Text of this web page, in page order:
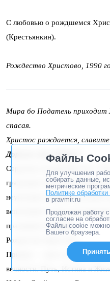
С любовью о рождшемся
(Крестьянкин).
Рождество Христово, 1990
Мира бо Податель приходит
спасая.
Христос раждается,
Дорогие мои! Родные!
Сердечно поздравляю вас с
грядущим Святым
неумолимо Божиим велением
вспыхивают в нем
праздники Господни.
Рождество Христово!
Прииди — здесь начало
вечности. Путь, Истина и
Файлы
Для улучшения
собирать данные,
метрические
Политике
в pravmir.ru
Продолжая работу
согласие на
Файлы cookie можно
Вашего браузера.